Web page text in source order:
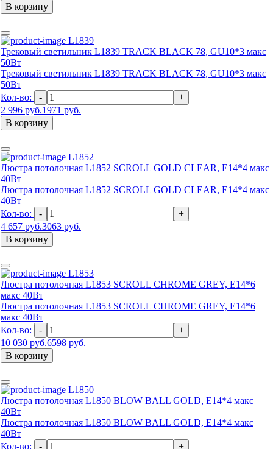
В корзину
L1839
Трековый светильник L1839 TRACK BLACK 78, GU10*3 макс
50Вт
Трековый светильник L1839 TRACK BLACK 78, GU10*3 макс
50Вт
Кол-во:
-
+
2 996 руб.1971 руб.
В корзину
L1852
Люстра потолочная L1852 SCROLL GOLD CLEAR, Е14*4 макс
40Вт
Люстра потолочная L1852 SCROLL GOLD CLEAR, Е14*4 макс
40Вт
Кол-во:
-
+
4 657 руб.3063 руб.
В корзину
L1853
Люстра потолочная L1853 SCROLL CHROME GREY, Е14*6
макс 40Вт
Люстра потолочная L1853 SCROLL CHROME GREY, Е14*6
макс 40Вт
Кол-во:
-
+
10 030 руб.6598 руб.
В корзину
L1850
Люстра потолочная L1850 BLOW BALL GOLD, Е14*4 макс
40Вт
Люстра потолочная L1850 BLOW BALL GOLD, Е14*4 макс
40Вт
Кол-во:
- +